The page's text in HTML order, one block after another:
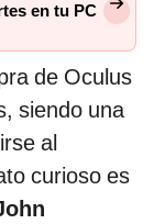
en tu PC
de Oculus
siendo una
al
curioso es